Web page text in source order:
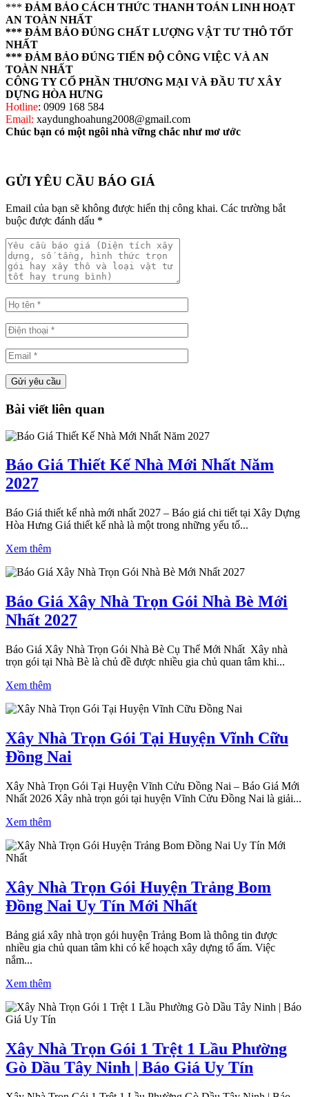
*** ĐẢM BẢO CÁCH THỨC THANH TOÁN LINH HOẠT
AN TOÀN NHẤT
*** ĐẢM BẢO ĐÚNG CHẤT LƯỢNG VẬT TƯ THÔ TỐT
NHẤT
*** ĐẢM BẢO ĐÚNG TIẾN ĐỘ CÔNG VIỆC VÀ AN
TOÀN NHẤT
CÔNG TY CỔ PHẦN THƯƠNG MẠI VÀ ĐẦU TƯ XÂY
DỰNG HÒA HƯNG
Hotline: 0909 168 584
Email: xaydunghoahung2008@gmail.com
Chúc bạn có một ngôi nhà vững chắc như mơ ước
GỬI YÊU CẦU BÁO GIÁ
Email của bạn sẽ không được hiển thị công khai. Các trường bắt
buộc được đánh dấu *
Bài viết liên quan
Báo Giá Thiết Kế Nhà Mới Nhất Năm
2027
Báo Giá thiết kế nhà mới nhất 2027 – Báo giá chi tiết tại Xây Dựng
Hòa Hưng Giá thiết kế nhà là một trong những yếu tố...
Xem thêm
Báo Giá Xây Nhà Trọn Gói Nhà Bè Mới
Nhất 2027
Báo Giá Xây Nhà Trọn Gói Nhà Bè Cụ Thể Mới Nhất Xây nhà
trọn gói tại Nhà Bè là chủ đề được nhiều gia chủ quan tâm khi...
Xem thêm
Xây Nhà Trọn Gói Tại Huyện Vĩnh Cữu
Đồng Nai
Xây Nhà Trọn Gói Tại Huyện Vĩnh Cửu Đồng Nai – Báo Giá Mới
Nhất 2026 Xây nhà trọn gói tại huyện Vĩnh Cửu Đồng Nai là giải...
Xem thêm
Xây Nhà Trọn Gói Huyện Trảng Bom
Đồng Nai Uy Tín Mới Nhất
Bảng giá xây nhà trọn gói huyện Trảng Bom là thông tin được
nhiều gia chủ quan tâm khi có kế hoạch xây dựng tổ ấm. Việc
nắm...
Xem thêm
Xây Nhà Trọn Gói 1 Trệt 1 Lầu Phường
Gò Dầu Tây Ninh | Báo Giá Uy Tín